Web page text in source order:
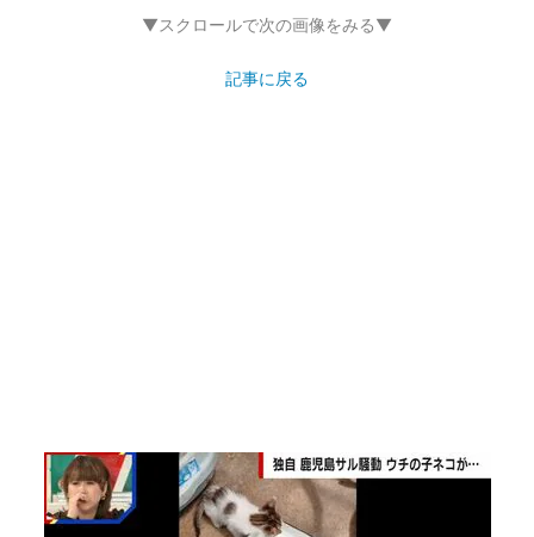
▼スクロールで次の画像をみる▼
記事に戻る